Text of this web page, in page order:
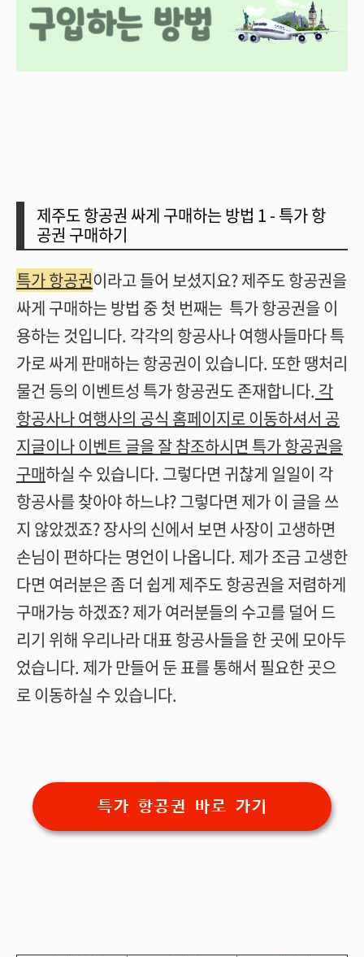
제주도 항공권 싸게 구매하는 방법 1 - 특가 항
공권 구매하기
특가 항공권이라고 들어 보셨지요? 제주도 항공권을
싸게 구매하는 방법 중 첫 번째는 특가 항공권을 이
용하는 것입니다. 각각의 항공사나 여행사들마다 특
가로 싸게 판매하는 항공권이 있습니다. 또한 땡처리
물건 등의 이벤트성 특가 항공권도 존재합니다. 각
항공사나 여행사의 공식 홈페이지로 이동하셔서 공
지글이나 이벤트 글을 잘 참조하시면 특가 항공권을
구매하실 수 있습니다. 그렇다면 귀찮게 일일이 각
항공사를 찾아야 하느냐? 그렇다면 제가 이 글을 쓰
지 않았겠죠? 장사의 신에서 보면 사장이 고생하면
손님이 편하다는 명언이 나옵니다. 제가 조금 고생한
다면 여러분은 좀 더 쉽게 제주도 항공권을 저렴하게
구매가능 하겠죠? 제가 여러분들의 수고를 덜어 드
리기 위해 우리나라 대표 항공사들을 한 곳에 모아두
었습니다. 제가 만들어 둔 표를 통해서 필요한 곳으
로 이동하실 수 있습니다.
특가 항공권 바로 가기